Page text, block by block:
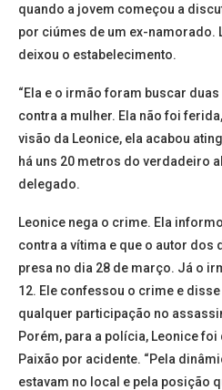
quando a jovem começou a
por ciúmes de um ex-namorado.
deixou o estabelecimento.
“Ela e o irmão foram buscar
contra a mulher. Ela não foi
visão da Leonice, ela acabou
há uns 20 metros do verdadeiro
delegado.
Leonice nega o crime. Ela
contra a vítima e que o autor
presa no dia 28 de março. Já o
12. Ele confessou o crime e
qualquer participação no
Porém, para a polícia, Leonice
Paixão por acidente. “Pela
estavam no local e pela posição